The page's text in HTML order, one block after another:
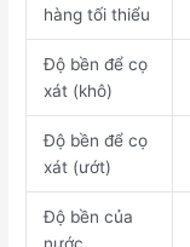
hàng tối thiểu
Độ bền để cọ
xát (khô)
Độ bền để cọ
xát (ướt)
Độ bền của